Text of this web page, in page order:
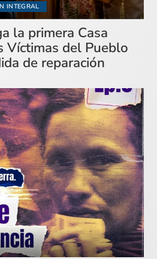
INTEGRAL
la primera Casa
Víctimas del Pueblo
de reparación